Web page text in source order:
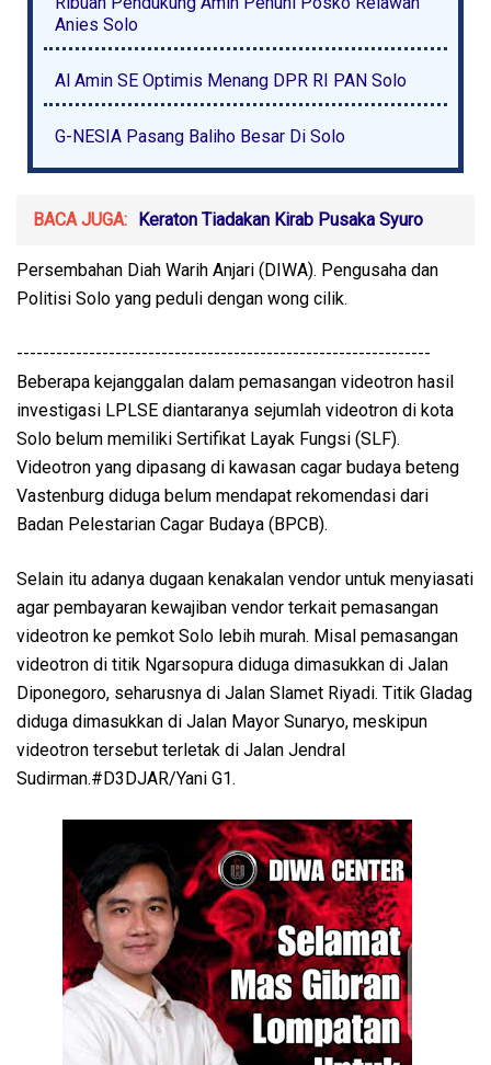
Anies Solo
Al Amin SE Optimis Menang DPR RI PAN Solo
G-NESIA Pasang Baliho Besar Di Solo
BACA JUGA: Keraton Tiadakan Kirab Pusaka Syuro
Persembahan Diah Warih Anjari (DIWA). Pengusaha dan
Politisi Solo yang peduli dengan wong cilik.
---------------------------------------------------------------
Beberapa kejanggalan dalam pemasangan videotron hasil
investigasi LPLSE diantaranya sejumlah videotron di kota
Solo belum memiliki Sertifikat Layak Fungsi (SLF).
Videotron yang dipasang di kawasan cagar budaya beteng
Vastenburg diduga belum mendapat rekomendasi dari
Badan Pelestarian Cagar Budaya (BPCB).
Selain itu adanya dugaan kenakalan vendor untuk menyiasati
agar pembayaran kewajiban vendor terkait pemasangan
videotron ke pemkot Solo lebih murah. Misal pemasangan
videotron di titik Ngarsopura diduga dimasukkan di Jalan
Diponegoro, seharusnya di Jalan Slamet Riyadi. Titik Gladag
diduga dimasukkan di Jalan Mayor Sunaryo, meskipun
videotron tersebut terletak di Jalan Jendral
Sudirman.#D3DJAR/Yani G1.